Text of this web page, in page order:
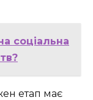
соціальна
етап має